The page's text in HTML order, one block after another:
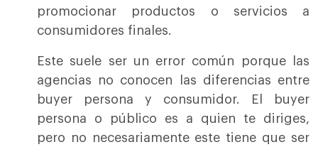
promocionar productos o servicios a
consumidores finales.
Este suele ser un error común porque las
agencias no conocen las diferencias entre
buyer persona y consumidor. El buyer
persona o público es a quien te diriges,
pero no necesariamente este tiene que ser